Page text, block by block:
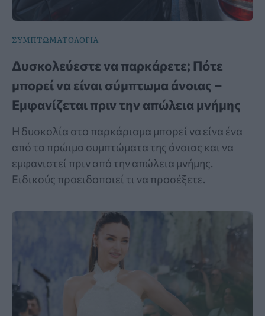
ΣΥΜΠΤΩΜΑΤΟΛΟΓΙΑ
Δυσκολεύεστε να παρκάρετε; Πότε
μπορεί να είναι σύμπτωμα άνοιας –
Εμφανίζεται πριν την απώλεια μνήμης
Η δυσκολία στο παρκάρισμα μπορεί να είνα ένα
από τα πρώιμα συμπτώματα της άνοιας και να
εμφανιστεί πριν από την απώλεια μνήμης.
Ειδικούς προειδοποιεί τι να προσέξετε.